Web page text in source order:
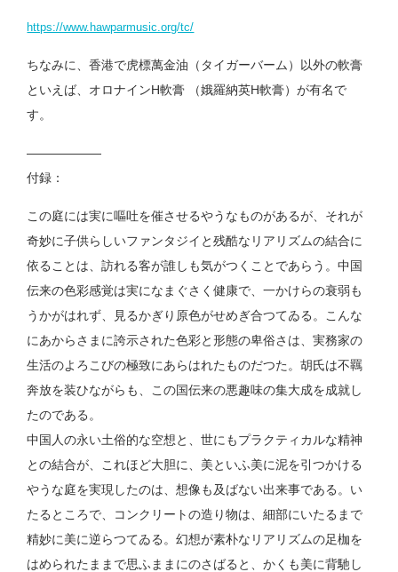
https://www.hawparmusic.org/tc/
ちなみに、香港で虎標萬金油（タイガーバーム）以外の軟膏
といえば、オロナインH軟膏 （娥羅納英H軟膏）が有名で
す。
——————
付録：
この庭には実に嘔吐を催させるやうなものがあるが、それが
奇妙に子供らしいファンタジイと残酷なリアリズムの結合に
依ることは、訪れる客が誰しも気がつくことであらう。中国
伝来の色彩感覚は実になまぐさく健康で、一かけらの衰弱も
うかがはれず、見るかぎり原色がせめぎ合つてゐる。こんな
にあからさまに誇示された色彩と形態の卑俗さは、実務家の
生活のよろこびの極致にあらはれたものだつた。胡氏は不羈
奔放を装ひながらも、この国伝来の悪趣味の集大成を成就し
たのである。
中国人の永い土俗的な空想と、世にもプラクティカルな精神
との結合が、これほど大胆に、美といふ美に泥を引つかける
やうな庭を実現したのは、想像も及ばない出来事である。い
たるところで、コンクリートの造り物は、細部にいたるまで
精妙に美に逆らつてゐる。幻想が素朴なリアリズムの足枷を
はめられたままで思ふままにのさばると、かくも美に背馳し